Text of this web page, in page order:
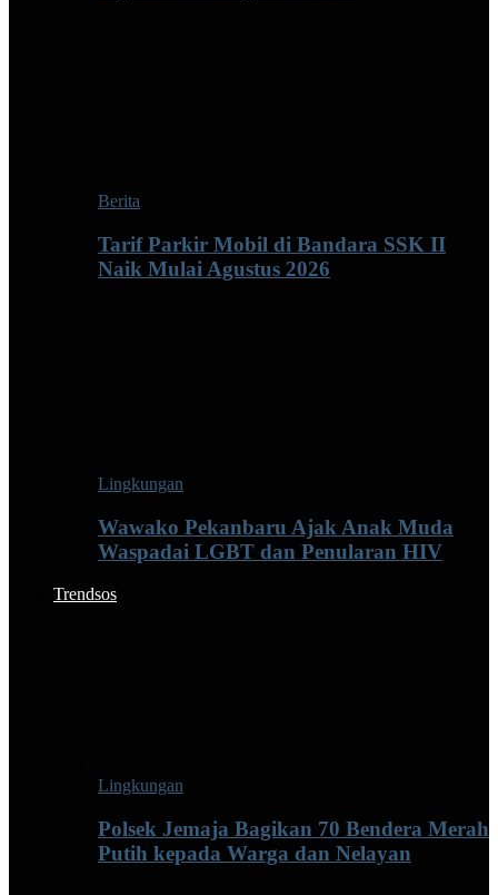
Berita
Tarif Parkir Mobil di Bandara SSK II
Naik Mulai Agustus 2026
Lingkungan
Wawako Pekanbaru Ajak Anak Muda
Waspadai LGBT dan Penularan HIV
Trendsos
Lingkungan
Polsek Jemaja Bagikan 70 Bendera Merah
Putih kepada Warga dan Nelayan